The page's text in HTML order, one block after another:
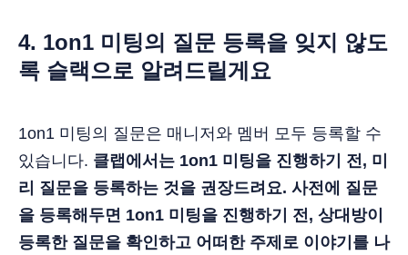
4. 1on1 미팅의 질문 등록을 잊지 않도
록 슬랙으로 알려드릴게요
1on1 미팅의 질문은 매니저와 멤버 모두 등록할 수
있습니다. 클랩에서는 1on1 미팅을 진행하기 전, 미
리 질문을 등록하는 것을 권장드려요. 사전에 질문
을 등록해두면 1on1 미팅을 진행하기 전, 상대방이
등록한 질문을 확인하고 어떠한 주제로 이야기를 나